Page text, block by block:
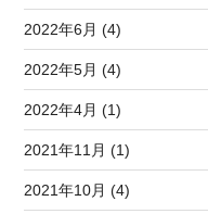
2022年6月 (4)
2022年5月 (4)
2022年4月 (1)
2021年11月 (1)
2021年10月 (4)